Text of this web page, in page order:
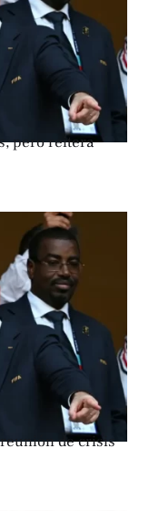
pero reitera
de crisis